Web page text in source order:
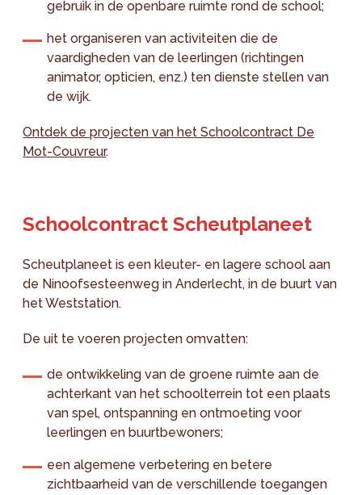
gebruik in de openbare ruimte rond de school;
het organiseren van activiteiten die de
vaardigheden van de leerlingen (richtingen
animator, opticien, enz.) ten dienste stellen van
de wijk.
Ontdek de projecten van het Schoolcontract De
Mot-Couvreur.
Schoolcontract Scheutplaneet
Scheutplaneet is een kleuter- en lagere school aan
de Ninoofsesteenweg in Anderlecht, in de buurt van
het Weststation.
De uit te voeren projecten omvatten:
de ontwikkeling van de groene ruimte aan de
achterkant van het schoolterrein tot een plaats
van spel, ontspanning en ontmoeting voor
leerlingen en buurtbewoners;
een algemene verbetering en betere
zichtbaarheid van de verschillende toegangen